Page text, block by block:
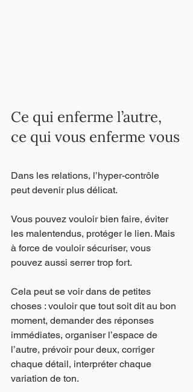
Ce qui enferme l’autre,
ce qui vous enferme vous
Dans les relations, l’hyper-contrôle
peut devenir plus délicat.
Vous pouvez vouloir bien faire, éviter
les malentendus, protéger le lien. Mais
à force de vouloir sécuriser, vous
pouvez aussi serrer trop fort.
Cela peut se voir dans de petites
choses : vouloir que tout soit dit au bon
moment, demander des réponses
immédiates, organiser l’espace de
l’autre, prévoir pour deux, corriger
chaque détail, interpréter chaque
variation de ton.